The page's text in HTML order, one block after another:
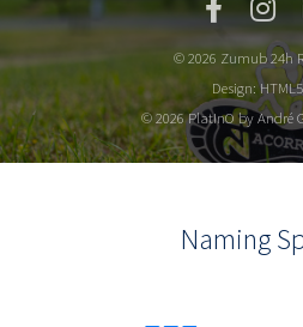
© 2026 Zumub 24h
Design:
© 2026 PlatInO by André
Naming